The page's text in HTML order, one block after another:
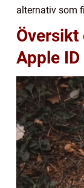
alternativ som
Apple ID